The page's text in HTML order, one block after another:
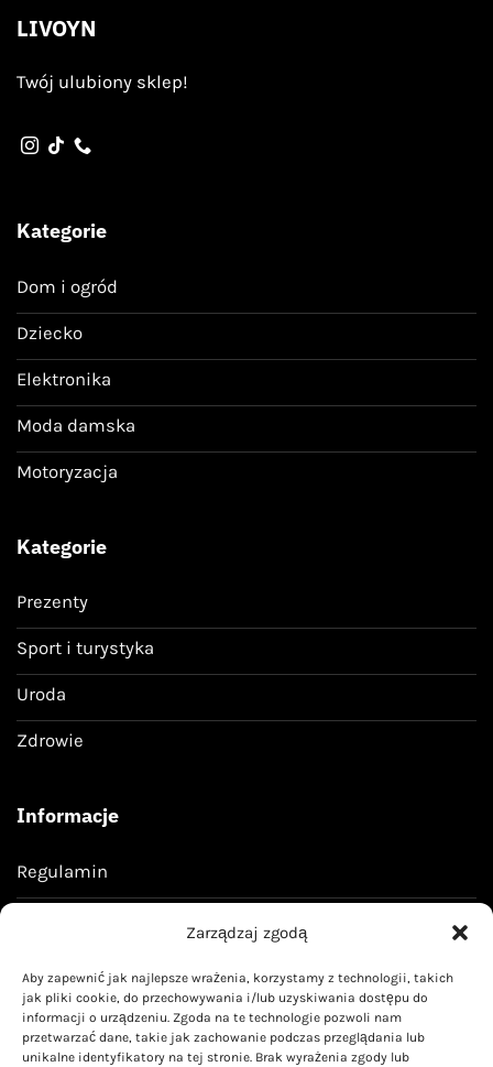
Zarządzaj zgodą
Aby zapewnić jak najlepsze wrażenia, korzystamy z technologii, takich
jak pliki cookie, do przechowywania i/lub uzyskiwania dostępu do
informacji o urządzeniu. Zgoda na te technologie pozwoli nam
przetwarzać dane, takie jak zachowanie podczas przeglądania lub
unikalne identyfikatory na tej stronie. Brak wyrażenia zgody lub
LIVOYN
Twój ulubiony sklep!
Kategorie
Dom i ogród
Dziecko
Elektronika
Moda damska
Motoryzacja
Kategorie
Prezenty
Sport i turystyka
Uroda
Zdrowie
Informacje
Regulamin
Kontakt
kontakt@livoyn.pl